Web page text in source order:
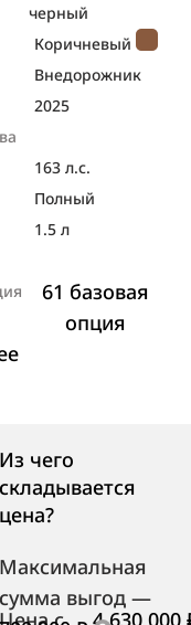
черный
Коричневый
Внедорож­ник
2025
163 л.с.
Полный
1.5 л
61 базовая
опция
Из чего
складывается
цена?
Максимальная
сумма выгод —
Цена с
4 630 000